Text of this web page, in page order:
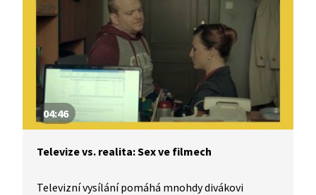
04:46
Televize vs. realita: Sex ve filmech
Televizní vysílání pomáhá mnohdy divákovi